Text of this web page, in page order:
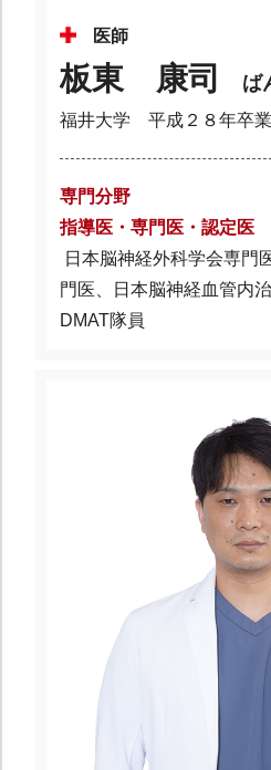
医師
板東 康司 ば
福井大学 平成２８年卒業
専門分野
指導医・専門医・認定医
日本脳神経外科学会専門
門医、日本脳神経血管内
DMAT隊員